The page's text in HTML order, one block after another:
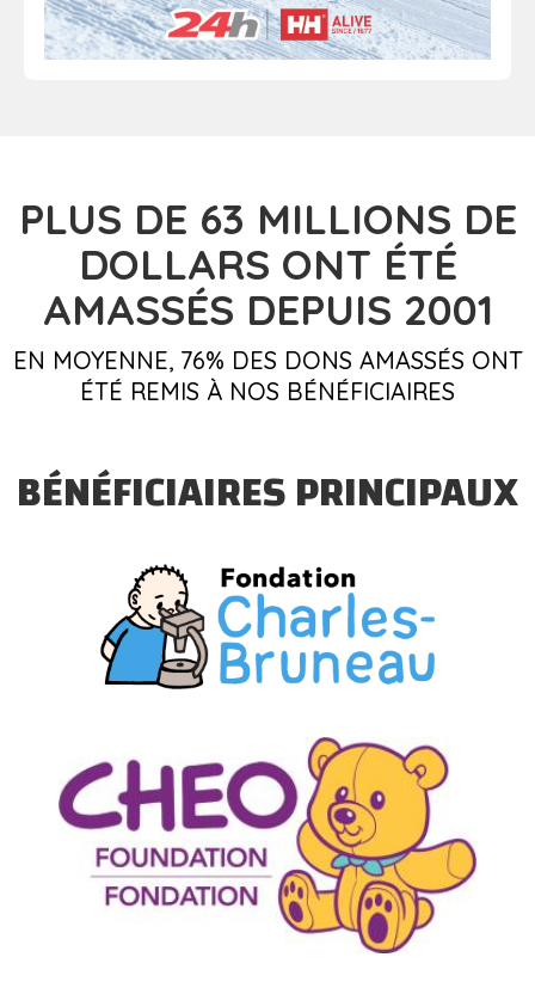
PLUS DE 63 MILLIONS DE
DOLLARS ONT ÉTÉ
AMASSÉS DEPUIS 2001
EN MOYENNE, 76% DES DONS AMASSÉS ONT
ÉTÉ REMIS À NOS BÉNÉFICIAIRES
BÉNÉFICIAIRES PRINCIPAUX